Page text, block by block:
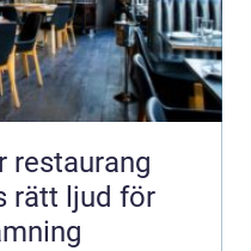
restaurang
rätt ljud för